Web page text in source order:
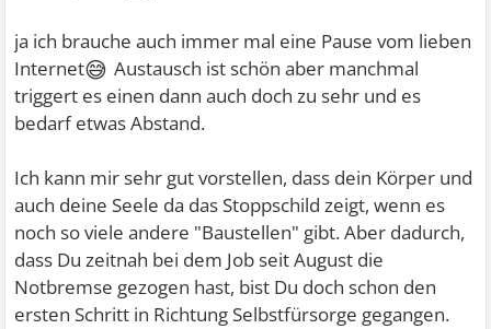
ja ich brauche auch immer mal eine Pause vom lieben
Internet😅 Austausch ist schön aber manchmal
triggert es einen dann auch doch zu sehr und es
bedarf etwas Abstand.
Ich kann mir sehr gut vorstellen, dass dein Körper und
auch deine Seele da das Stoppschild zeigt, wenn es
noch so viele andere "Baustellen" gibt. Aber dadurch,
dass Du zeitnah bei dem Job seit August die
Notbremse gezogen hast, bist Du doch schon den
ersten Schritt in Richtung Selbstfürsorge gegangen.